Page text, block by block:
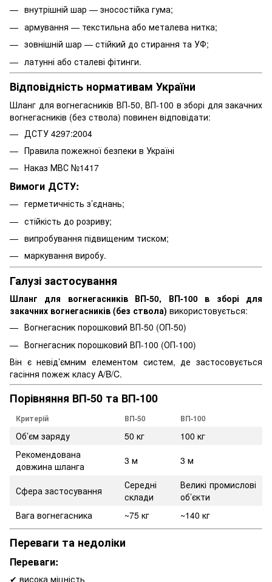
внутрішній шар — зносостійка гума;
армування — текстильна або металева нитка;
зовнішній шар — стійкий до стирання та УФ;
латунні або сталеві фітинги.
Відповідність нормативам України
Шланг для вогнегасників ВП-50, ВП-100 в зборі для закачних
вогнегасників (без ствола) повинен відповідати:
ДСТУ 4297:2004
Правила пожежної безпеки в Україні
Наказ МВС №1417
Вимоги ДСТУ:
герметичність з’єднань;
стійкість до розриву;
випробування підвищеним тиском;
маркування виробу.
Галузі застосування
Шланг для вогнегасників ВП-50, ВП-100 в зборі для
закачних вогнегасників (без ствола) використовується:
Вогнегасник порошковий ВП-50 (ОП-50)
Вогнегасник порошковий ВП-100 (ОП-100)
Він є невід’ємним елементом систем, де застосовується
гасіння пожеж класу A/B/C.
Порівняння ВП-50 та ВП-100
Критерій ВП-50 ВП-100
Об’єм заряду 50 кг
100 кг
Рекомендована
довжина шланга
3 м 3 м
Сфера застосування
Середні
склади
Великі промислові
об’єкти
Вага вогнегасника
~75 кг ~140 кг
Переваги та недоліки
Переваги:
✔ висока міцність